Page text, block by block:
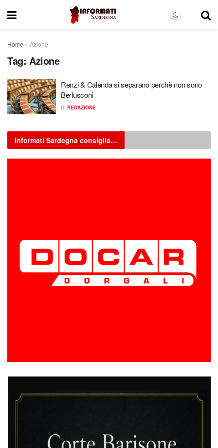
Home » Azione
Tag: Azione
Renzi & Calenda si separano perchè non sono
Berlusconi
DI REDAZIONE
Informati Sardegna consiglia…